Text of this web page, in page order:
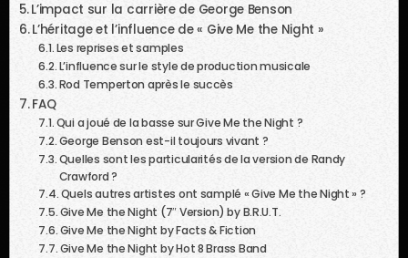
L’impact sur la carrière de George Benson
L’héritage et l’influence de « Give Me the Night »
Les reprises et samples
L’influence sur le style de production musicale
Rod Temperton après le succès
FAQ
Qui a joué de la basse sur Give Me the Night ?
George Benson est-il toujours vivant ?
Quelles sont les particularités de la version de Randy
Crawford ?
Quels autres artistes ont samplé « Give Me the Night » ?
Give Me the Night (7″ Version) by B.R.U.T.
Give Me the Night by Facts & Fiction
Give Me the Night by Hot 8 Brass Band